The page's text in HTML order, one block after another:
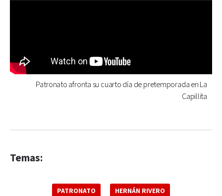
Patronato afronta su cuarto día de pretemporada en La
Capillita
Temas:
PATRONATO HERNÁN RIVERO